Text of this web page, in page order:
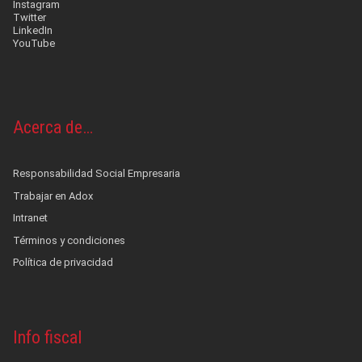
Instagram
Twitter
LinkedIn
YouTube
Acerca de…
Responsabilidad Social Empresaria
Trabajar en Adox
Intranet
Términos y condiciones
Política de privacidad
Info fiscal